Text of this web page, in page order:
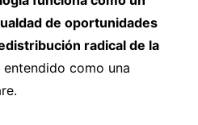
de oportunidades
radical de la
como una